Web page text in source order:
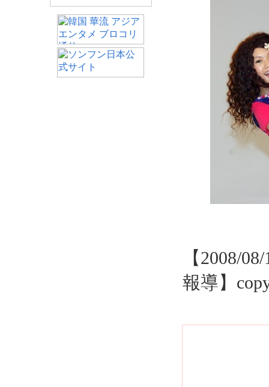
【2008/
報導】